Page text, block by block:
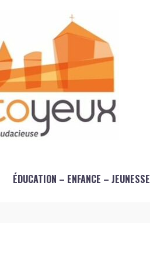
ÉDUCATION – ENFANCE – JEUNESSE